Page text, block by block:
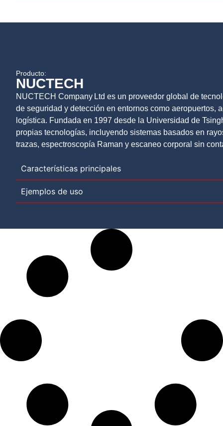
Producto:
NUCTECH
NUCTECH Company Ltd es un proveedor global de
de seguridad y detección en entornos como aeropuertos,
logística. Fundada en 1997 desde la Universidad de
propias tecnologías, incluyendo sistemas basados en
trazas, espectroscopía Raman y escaneo corporal sin
Características principales
Ejemplos de uso